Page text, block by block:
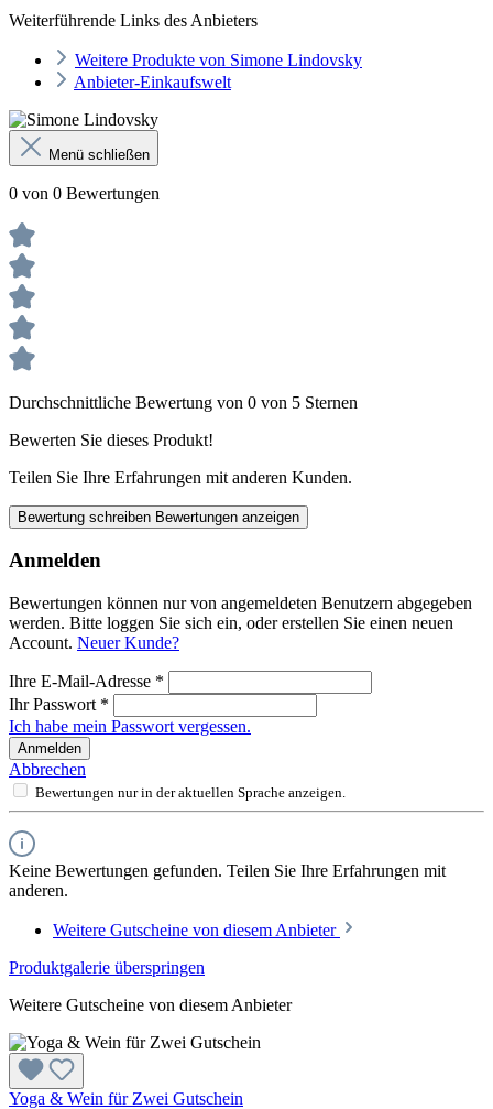
Weiterführende Links des Anbieters
Weitere Produkte von Simone Lindovsky
Anbieter-Einkaufswelt
Menü schließen
0 von 0 Bewertungen
Durchschnittliche Bewertung von 0 von 5 Sternen
Bewerten Sie dieses Produkt!
Teilen Sie Ihre Erfahrungen mit anderen Kunden.
Bewertung schreiben Bewertungen anzeigen
Anmelden
Bewertungen können nur von angemeldeten Benutzern abgegeben
werden. Bitte loggen Sie sich ein, oder erstellen Sie einen neuen
Account. Neuer Kunde?
Ihre E-Mail-Adresse *
Ihr Passwort *
Ich habe mein Passwort vergessen.
Anmelden
Abbrechen
Bewertungen nur in der aktuellen Sprache anzeigen.
Keine Bewertungen gefunden. Teilen Sie Ihre Erfahrungen mit
anderen.
Weitere Gutscheine von diesem Anbieter
Produktgalerie überspringen
Weitere Gutscheine von diesem Anbieter
Yoga & Wein für Zwei Gutschein